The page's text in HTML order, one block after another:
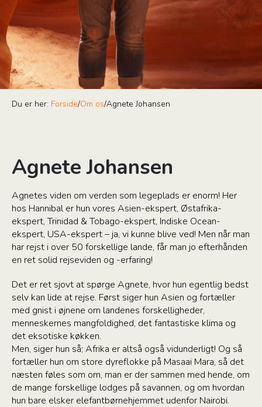
Du er her: Forside/Om os/Agnete Johansen
Agnete Johansen
Agnetes viden om verden som legeplads er enorm! Her
hos Hannibal er hun vores Asien-ekspert, Østafrika-
ekspert, Trinidad & Tobago-ekspert, Indiske Ocean-
ekspert, USA-ekspert – ja, vi kunne blive ved! Men når man
har rejst i over 50 forskellige lande, får man jo efterhånden
en ret solid rejseviden og -erfaring!
Det er ret sjovt at spørge Agnete, hvor hun egentlig bedst
selv kan lide at rejse. Først siger hun Asien og fortæller
med gnist i øjnene om landenes forskelligheder,
menneskernes mangfoldighed, det fantastiske klima og
det eksotiske køkken.
Men, siger hun så; Afrika er altså også vidunderligt! Og så
fortæller hun om store dyreflokke på Masaai Mara, så det
næsten føles som om, man er der sammen med hende, om
de mange forskellige lodges på savannen, og om hvordan
hun bare elsker elefantbørnehjemmet udenfor Nairobi.